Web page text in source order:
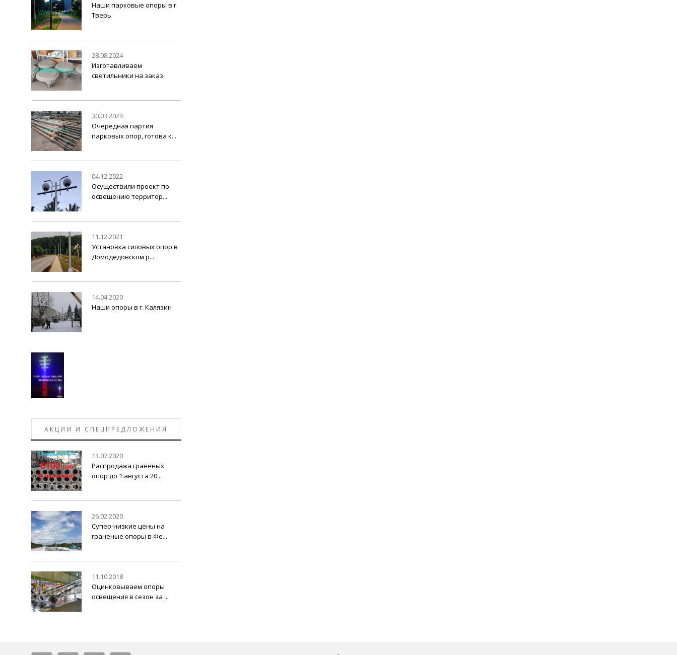
Наши парковые опоры в г.
Тверь
28.08.2024
Изготавливаем
светильники на заказ.
30.03.2024
Очередная партия
парковых опор, готова к...
04.12.2022
Осуществили проект по
освещению территор...
11.12.2021
Установка силовых опор в
Домодедовском р...
14.04.2020
Наши опоры в г. Калязин
АКЦИИ И СПЕЦПРЕДЛОЖЕНИЯ
13.07.2020
Распродажа граненых
опор до 1 августа 20...
26.02.2020
Супер-низкие цены на
граненые опоры в Фе...
11.10.2018
Оцинковываем опоры
освещения в сезон за ...